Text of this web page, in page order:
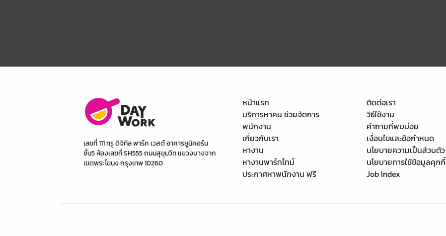
เลขที่ 111 ทรู ดิจิทัล พาร์ค เวสต์ อาคารยูนิคอร์น
ชั้น5 ห้องเลขที่ SH555 ถนนสุขุมวิท แขวงบางจาก
เขตพระโขนง กรุงเทพ 10260
หน้าแรก
บริการหาคน ช่วยจัดการ
พนักงาน
เกี่ยวกับเรา
หางาน
หางานพาร์ทไทม์
ประกาศหาพนักงาน ฟรี
ติดต่อเรา
วิธีใช้งาน
คำถามที่พบบ่อย
เงื่อนไขและข้อกำหนด
นโยบายความเป็นส่วนตัว
นโยบายการใช้ข้อมูลคุกกี้
Job Index